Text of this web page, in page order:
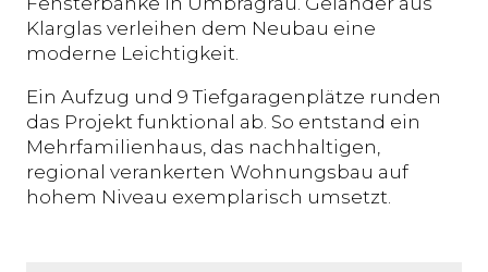
Klarglas verleihen dem Neubau eine
moderne Leichtigkeit.
Ein Aufzug und 9 Tiefgaragenplätze runden
das Projekt funktional ab. So entstand ein
Mehrfamilienhaus, das nachhaltigen,
regional verankerten Wohnungsbau auf
hohem Niveau exemplarisch umsetzt.